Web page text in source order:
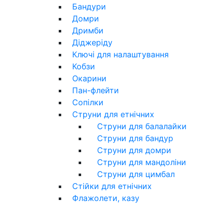
Бандури
Домри
Дримби
Діджеріду
Ключі для налаштування
Кобзи
Окарини
Пан-флейти
Сопілки
Струни для етнічних
Струни для балалайки
Струни для бандур
Струни для домри
Струни для мандоліни
Струни для цимбал
Стійки для етнічних
Флажолети, казу